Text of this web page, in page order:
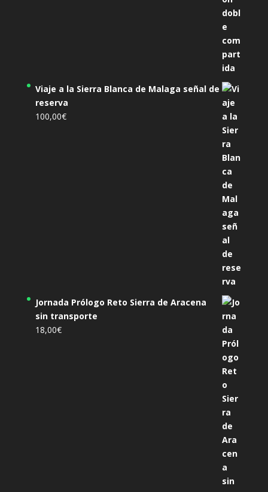
Viaje a la Sierra Blanca de Malaga señal de
reserva
100,00€
Jornada Prólogo Reto Sierra de Aracena
sin transporte
18,00€